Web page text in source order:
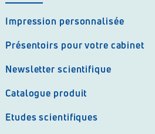
Impression personnalisée
Présentoirs pour votre cabinet
Newsletter scientifique
Catalogue produit
Etudes scientifiques